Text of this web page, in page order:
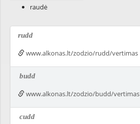
raudė
rudd
www.alkonas.lt/zodzio/rudd/vertimas
budd
www.alkonas.lt/zodzio/budd/vertimas
cudd